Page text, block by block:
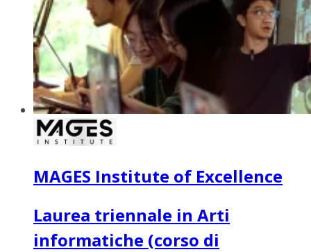
MAGES Institute of Excellence
Laurea triennale in Arti
informatiche (corso di